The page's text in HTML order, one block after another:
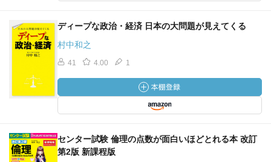
ディープな政治・経済 日本の大問題が見えてくる
村中和之
41 4.00 1
センター試験 倫理の点数が面白いほどとれる本 改訂
第2版 新課程版